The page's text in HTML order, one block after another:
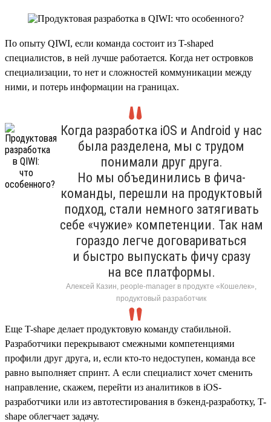
По опыту QIWI, если команда состоит из T-shaped
специалистов, в ней лучше работается. Когда нет островков
специализации, то нет и сложностей коммуникации между
ними, и потерь информации на границах.
Когда разработка iOS и Android у нас
была разделена, мы с трудом
понимали друг друга.
Но мы объединились в фича-
команды, перешли на продуктовый
подход, стали немного затягивать
себе «чужие» компетенции. Так нам
гораздо легче договариваться
и быстро выпускать фичу сразу
на все платформы.
Алексей Казин, people-manager в продукте «Кошелек»,
продуктовый разработчик
Еще T-shape делает продуктовую команду стабильной.
Разработчики перекрывают смежными компетенциями
профили друг друга, и, если кто-то недоступен, команда все
равно выполняет спринт. А если специалист хочет сменить
направление, скажем, перейти из аналитиков в iOS-
разработчики или из автотестирования в бэкенд-разработку, T-
shape облегчает задачу.